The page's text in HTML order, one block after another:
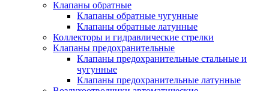
Клапаны обратные
Клапаны обратные чугунные
Клапаны обратные латунные
Коллекторы и гидравлические стрелки
Клапаны предохранительные
Клапаны предохранительные стальные и
чугунные
Клапаны предохранительные латунные